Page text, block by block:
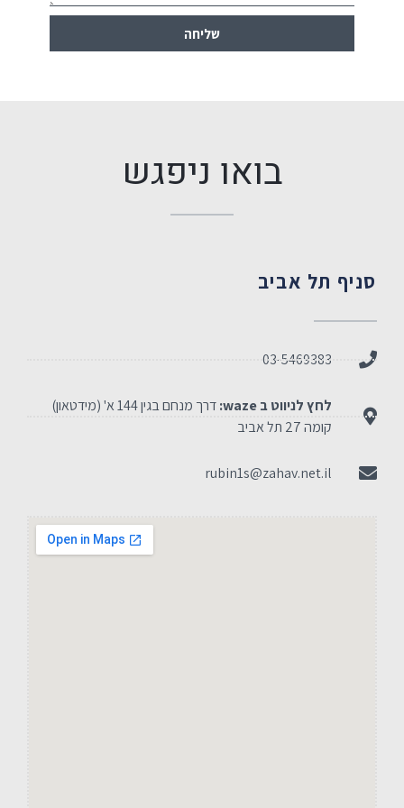
שליחה
בואו ניפגש
סניף תל אביב
03-5469383
לחץ לניווט ב waze:
דרך מנחם בגין 144 א' (מידטאון)
קומה 27 תל אביב
rubin1s@zahav.net.il